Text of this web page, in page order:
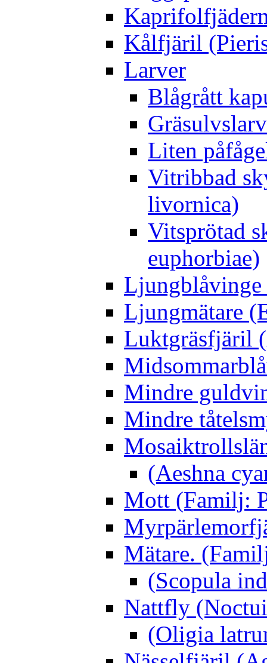
Kålfjäril
Larver
Blågrått
Liten
Vitribbad
livornica)
Vitsprötad
euphorbiae)
Ljungblåvinge
Ljungmätare
Luktgräsfjäril
Mindre
Mindre
(Aeshna
Mott (Familj:
Mätare.
(Scopula
Nattfly
(Oligia